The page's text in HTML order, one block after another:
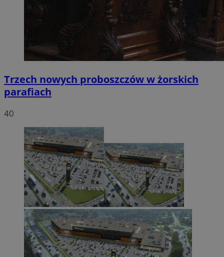
Trzech nowych proboszczów w żorskich
parafiach
40